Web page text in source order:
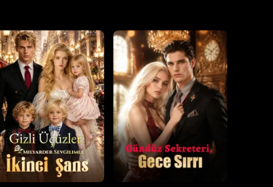
34.bölüm 35.bölüm 36.bölüm
37.bölüm 38.bölüm